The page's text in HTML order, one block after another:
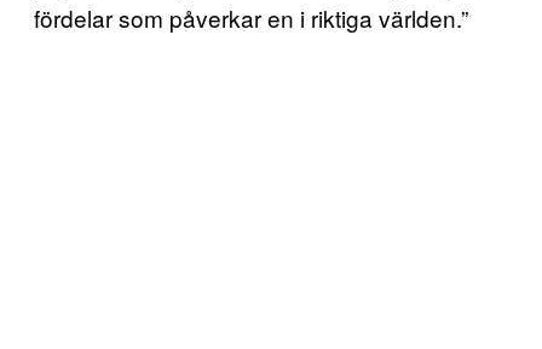
fördelar som påverkar en i riktiga världen.”